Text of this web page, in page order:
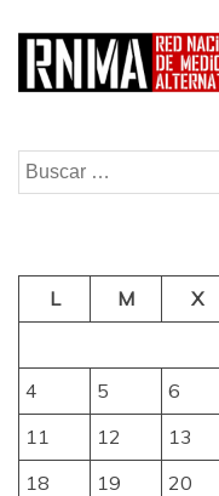
Buscar:
L
M X
4
5 6
11
12 13
18
19 20